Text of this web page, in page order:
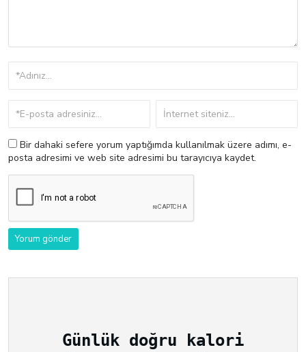
Bir dahaki sefere yorum yaptığımda kullanılmak üzere adımı, e-
posta adresimi ve web site adresimi bu tarayıcıya kaydet.
Günlük doğru kalori